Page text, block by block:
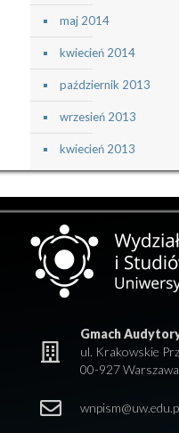
maj 2014
kwiecień 2014
październik 2013
wrzesień 2013
kwiecień 2013
Gmach
ul. Krakowskie
00-927 Warszawa